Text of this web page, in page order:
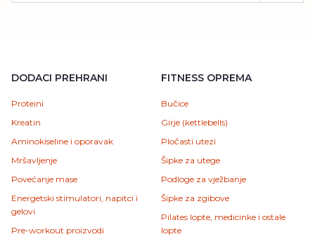
DODACI PREHRANI
Proteini
Kreatin
Aminokiseline i oporavak
Mršavljenje
Povećanje mase
Energetski stimulatori, napitci i
gelovi
Pre-workout proizvodi
FITNESS OPREMA
Bučice
Girje (kettlebells)
Pločasti utezi
Šipke za utege
Podloge za vježbanje
Šipke za zgibove
Pilates lopte, medicinke i ostale
lopte